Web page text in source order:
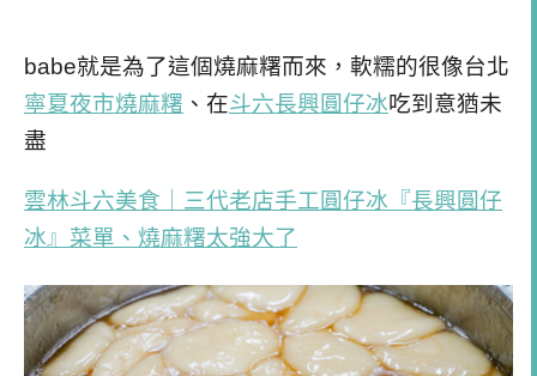
babe就是為了這個燒麻糬而來，軟糯的很像台北
寧夏夜市燒麻糬 、在斗六長興圓仔冰吃到意猶未
盡
雲林斗六美食｜三代老店手工圓仔冰『長興圓仔
冰』菜單、燒麻糬太強大了